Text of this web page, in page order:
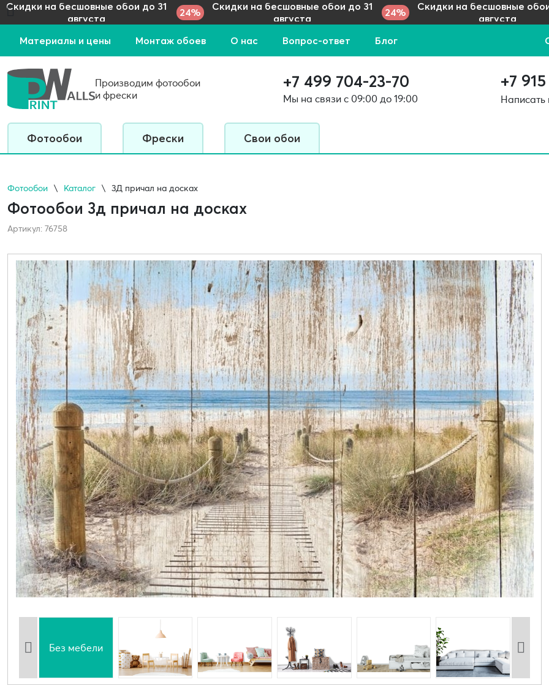
Скидки на бесшовные обои до 31
августа
24%
Скидки на бесшовные обои до 31
августа
24%
Скидки на бесшовные
августа
Материалы и цены Монтаж обоев О нас Вопрос-ответ Блог
Производим фотообои
и фрески
+7 499 704-23-70
Мы на связи с 09:00 до 19:00
+7
Написать
Фотообои Фрески Свои обои
Фотообои Каталог 3Д причал на досках
Фотообои 3д причал на досках
Артикул: 76758
Без мебели